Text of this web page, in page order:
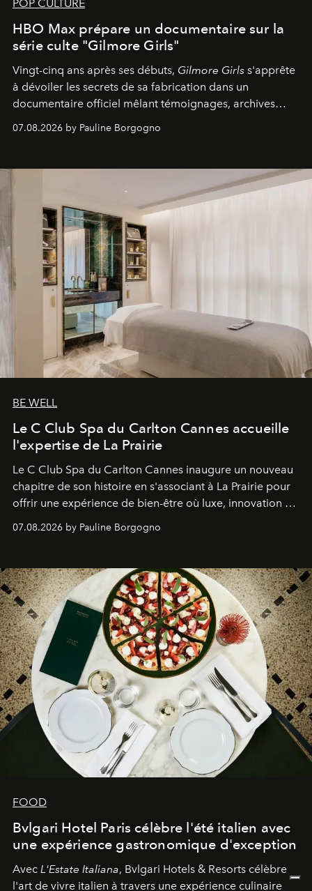
POP CULTURE
HBO Max prépare un documentaire sur la
série culte "Gilmore Girls"
Vingt-cinq ans après ses débuts, Gilmore Girls s'apprête
à dévoiler les secrets de sa fabrication dans un
documentaire officiel mêlant témoignages, archives
inédites et plongée dans les coulisses d'un phénomène
générationnel.
07.08.2026 by Pauline Borgogno
BE WELL
Le C Club Spa du Carlton Cannes accueille
l'expertise de La Prairie
Le C Club Spa du Carlton Cannes inaugure un nouveau
chapitre de son histoire en s'associant à La Prairie pour
offrir une expérience de bien-être où luxe, innovation et
expertise se rencontrent.
07.08.2026 by Pauline Borgogno
FOOD
Bvlgari Hotel Paris célèbre l'été italien avec
une expérience gastronomique d'exception
Avec L'Estate Italiana, Bvlgari Hotels & Resorts célèbre
l'art de vivre italien à travers une expérience culinaire